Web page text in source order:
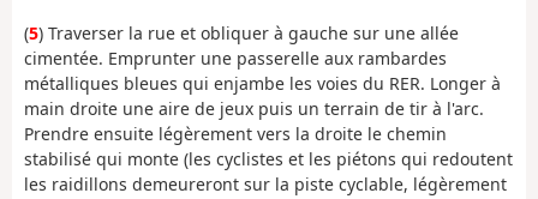
(5) Traverser la rue et obliquer à gauche sur une allée
cimentée. Emprunter une passerelle aux rambardes
métalliques bleues qui enjambe les voies du RER. Longer à
main droite une aire de jeux puis un terrain de tir à l'arc.
Prendre ensuite légèrement vers la droite le chemin
stabilisé qui monte (les cyclistes et les piétons qui redoutent
les raidillons demeureront sur la piste cyclable, légèrement